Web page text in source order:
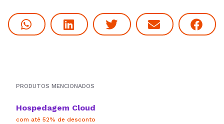
PRODUTOS MENCIONADOS
Hospedagem Cloud
com até 52% de desconto